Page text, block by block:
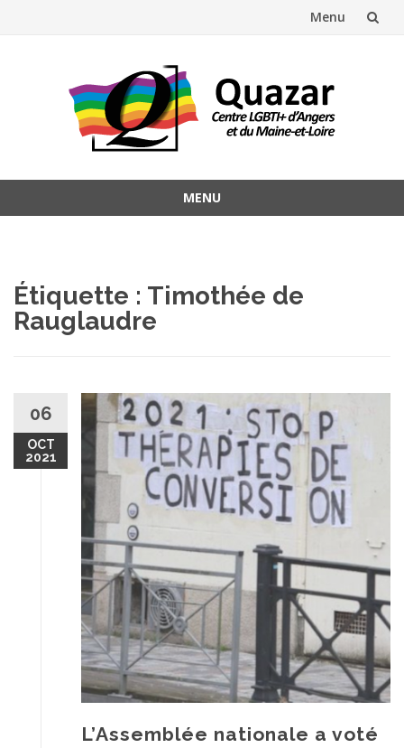
Menu
MENU
Étiquette : Timothée de
Rauglaudre
06
OCT
2021
L’Assemblée nationale a voté